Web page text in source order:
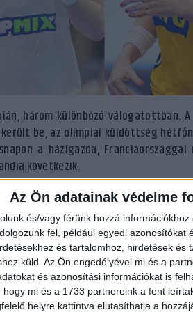
Az Ön adatainak védelme
és/vagy férünk hozzá
fel, például egyedi azonosítókat
és tartalomhoz, hirdetések
küld. Az Ön engedélyével mi és a
és azonosítási információkat is
hogy mi és a 1733 partnereink a fent
helyre kattintva elutasíthatja a
három különböző válogatottban.
be, az olimpiai küldöttség
a házigazda, Franciaországgal
következik.
olimpián, hiszen holland
majd Franciaország,
A svéd válogatott az
ellen kezdik meg
jut a negyeddöntőbe.